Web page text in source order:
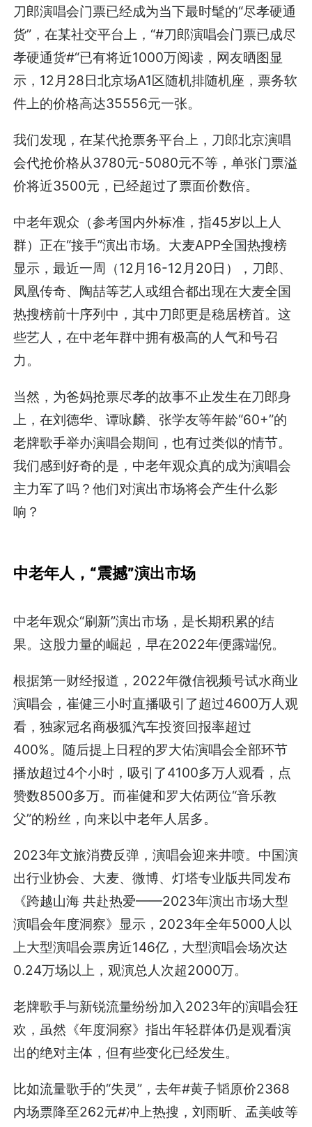
刀郎演唱会门票已经成为当下最时髦的“尽孝硬通
货”，在某社交平台上，“#刀郎演唱会门票已成尽
孝硬通货#“已有将近1000万阅读，网友晒图显
示，12月28日北京场A1区随机排随机座，票务软
件上的价格高达35556元一张。
我们发现，在某代抢票务平台上，刀郎北京演唱
会代抢价格从3780元-5080元不等，单张门票溢
价将近3500元，已经超过了票面价数倍。
中老年观众（参考国内外标准，指45岁以上人
群）正在“接手”演出市场。大麦APP全国热搜榜
显示，最近一周（12月16-12月20日），刀郎、
凤凰传奇、陶喆等艺人或组合都出现在大麦全国
热搜榜前十序列中，其中刀郎更是稳居榜首。这
些艺人，在中老年群中拥有极高的人气和号召
力。
当然，为爸妈抢票尽孝的故事不止发生在刀郎身
上，在刘德华、谭咏麟、张学友等年龄“60+”的
老牌歌手举办演唱会期间，也有过类似的情节。
我们感到好奇的是，中老年观众真的成为演唱会
主力军了吗？他们对演出市场将会产生什么影
响？
中老年人，“震撼”演出市场
中老年观众“刷新”演出市场，是长期积累的结
果。这股力量的崛起，早在2022年便露端倪。
根据第一财经报道，2022年微信视频号试水商业
演唱会，崔健三小时直播吸引了超过4600万人观
看，独家冠名商极狐汽车投资回报率超过
400%。随后提上日程的罗大佑演唱会全部环节
播放超过4个小时，吸引了4100多万人观看，点
赞数8500多万。而崔健和罗大佑两位“音乐教
父”的粉丝，向来以中老年人居多。
2023年文旅消费反弹，演唱会迎来井喷。中国演
出行业协会、大麦、微博、灯塔专业版共同发布
《跨越山海 共赴热爱——2023年演出市场大型
演唱会年度洞察》显示，2023年全年5000人以
上大型演唱会票房近146亿，大型演唱会场次达
0.24万场以上，观演总人次超2000万。
老牌歌手与新锐流量纷纷加入2023年的演唱会狂
欢，虽然《年度洞察》指出年轻群体仍是观看演
出的绝对主体，但有些变化已经发生。
比如流量歌手的“失灵”，去年#黄子韬原价2368
内场票降至262元#冲上热搜，刘雨昕、孟美岐等